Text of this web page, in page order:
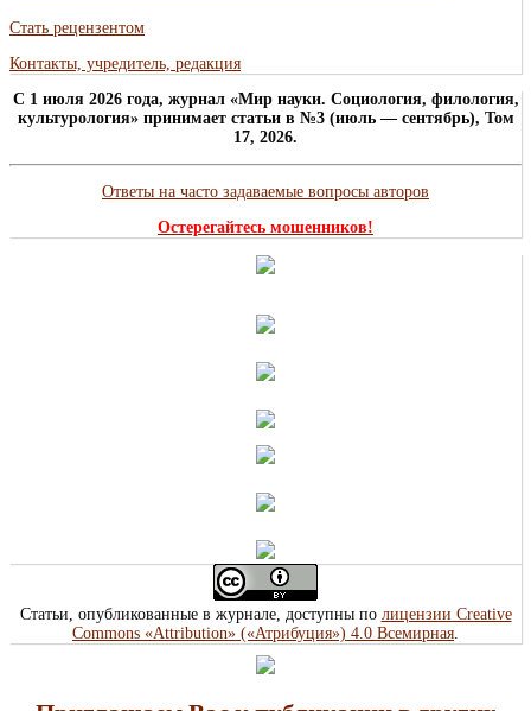
Стать рецензентом
Контакты, учредитель, редакция
C 1 июля 2026 года, журнал «Мир науки. Социология, филология,
культурология» принимает статьи в №3 (июль — сентябрь), Том
17, 2026.
Ответы на часто задаваемые вопросы авторов
Остерегайтесь мошенников!
Статьи, опубликованные в журнале, доступны по лицензии Creative
Commons «Attribution» («Атрибуция») 4.0 Всемирная